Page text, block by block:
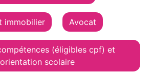
immobilier Avocat
(éligibles cpf) et
orientation scolaire